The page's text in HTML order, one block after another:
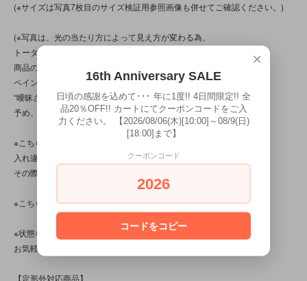
(※サイズは写真7枚目のサイズ検証用参照画像も併せてご確認ください。)
(※写真は、光の当たり方によって見え方が変わる為、
トータル的に判断頂けると幸いです。
商品の特性/性質上、上記の問題以前に、
ペイント/コーティング、バリ処理、作り自体に、
“曖昧さ”“甘さ”“雑さ”の部分が見られる商品です。
予め、ご了承ください。)
※こちらの商品は店頭でも販売しています。
入れ違いで完売してしまう場合がございます。
その際はご容赦くださいませ。
※こちらの商品は、中古品です。
※状態など分かり辛い点、気になる点、不明点がございましたら、
お気軽にお問い合わせください。
【定形外対応商品】
×
16th Anniversary SALE
日頃の感謝を込めて･･･ 年に1度!! 4日間限定!! 全
品20％OFF!! カートにてクーポンコードをご入
力ください。 【2026/08/06(木)[10:00]～08/9(日)
[18:00]まで】
クーポンコード
2026
コードをコピー